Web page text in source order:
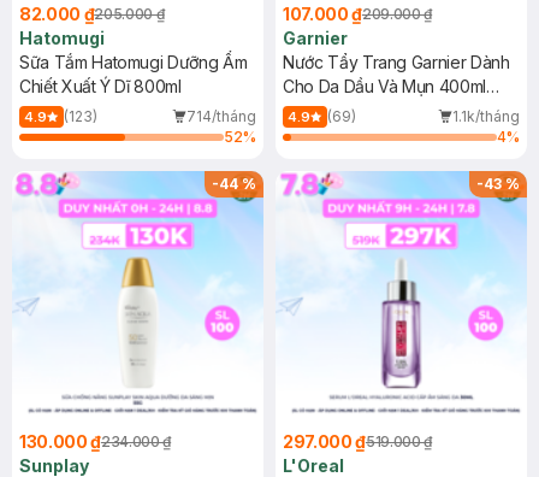
82.000 ₫205.000 ₫
Hatomugi
Sữa Tắm Hatomugi Dưỡng Ẩm
Chiết Xuất Ý Dĩ 800ml
4.9 (123)
714/tháng
52%
107.000 ₫209.000 ₫
Garnier
Nước Tẩy Trang Garnier Dành
Cho Da Dầu Và Mụn 400ml
(Mới)
4.9 (69)
1.1k/tháng
4%
-44%
130.000 ₫234.000 ₫
Sunplay
-43%
297.000 ₫519.000 ₫
L'Oreal